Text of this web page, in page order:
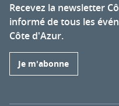
Recevez la newsletter
informé de tous les
Côte d'Azur.
Je m'abonne